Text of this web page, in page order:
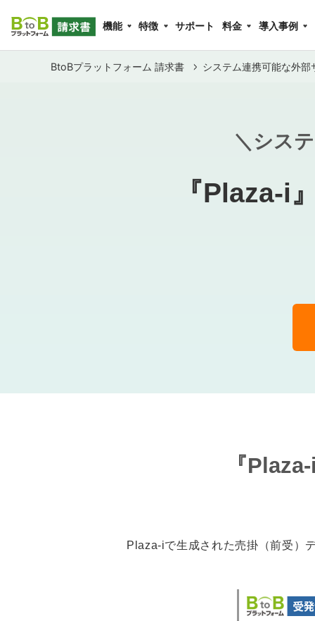
機能 特徴 サポート 料金 導入事例
BtoBプラットフォーム 請求書 システム連携可能な外部
＼シス
『Plaza-i
『
Plaza-iで生成された売掛（前受）